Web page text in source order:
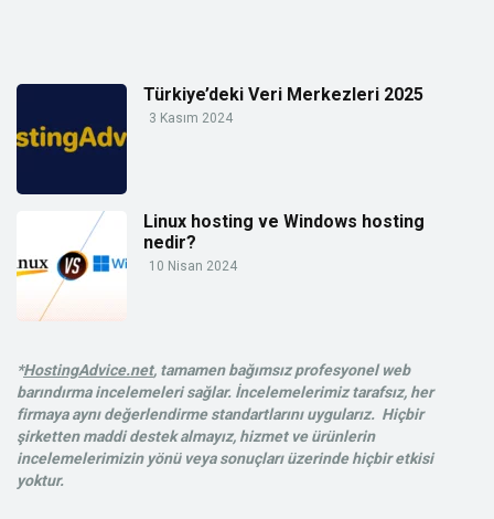
Türkiye’deki Veri Merkezleri 2025
3 Kasım 2024
Linux hosting ve Windows hosting
nedir?
10 Nisan 2024
*HostingAdvice.net, tamamen bağımsız profesyonel web
barındırma incelemeleri sağlar. İncelemelerimiz tarafsız, her
firmaya aynı değerlendirme standartlarını uygularız. Hiçbir
şirketten maddi destek almayız, hizmet ve ürünlerin
incelemelerimizin yönü veya sonuçları üzerinde hiçbir etkisi
yoktur.